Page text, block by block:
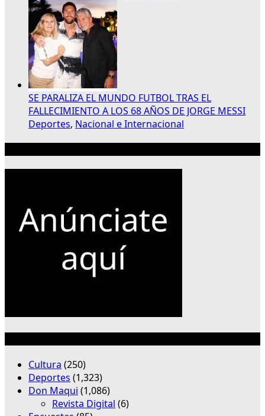
SE PARALIZA EL MUNDO FUTBOL TRAS EL
FALLECIMIENTO A LOS 68 AÑOS DE JORGE MESSI
Deportes, Nacional e Internacional
Cultura (250)
Deportes (1,323)
Don Maqui (1,086)
Revista Digital (6)